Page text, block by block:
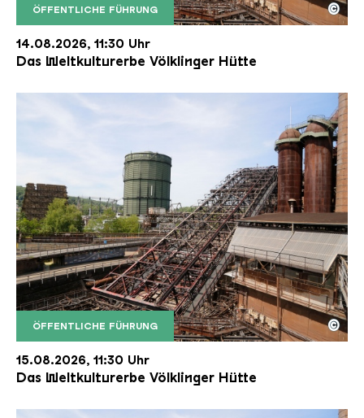
ÖFFENTLICHE FÜHRUNG
Der Erzschrägaufzug der Völklinger Hütte mit
Copyright: Weltkulturerbe Völklinger Hütte | Karl
©
14.08.2026, 11:30 Uhr
Das Weltkulturerbe Völklinger Hütte
ÖFFENTLICHE FÜHRUNG
Der Erzschrägaufzug der Völklinger Hütte mit
Copyright: Weltkulturerbe Völklinger Hütte | Karl
©
15.08.2026, 11:30 Uhr
Das Weltkulturerbe Völklinger Hütte